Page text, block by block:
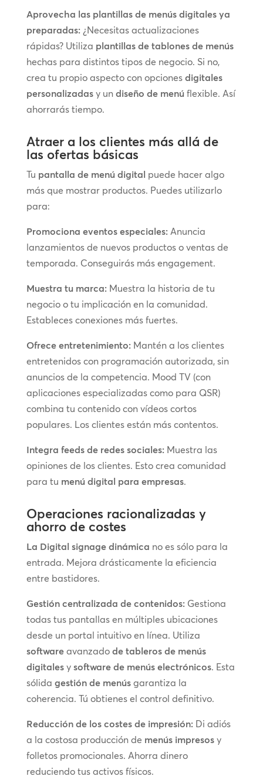
Aprovecha las plantillas de menús digitales ya
preparadas:¿Necesitas actualizaciones
rápidas? Utiliza plantillas de tablones de menús
hechas para distintos tipos de negocio. Si no,
crea tu propio aspecto con opciones digitales
personalizadasy un diseño de menú flexible. Así
ahorrarás tiempo.
Atraer a los clientes más allá de
las ofertas básicas
Tu pantalla de menú digital puede hacer algo
más que mostrar productos. Puedes utilizarlo
para:
Promociona eventos especiales:Anuncia
lanzamientos de nuevos productos o ventas de
temporada. Conseguirás más engagement.
Muestra tu marca:Muestra la historia de tu
negocio o tu implicación en la comunidad.
Estableces conexiones más fuertes.
Ofrece entretenimiento:Mantén a los clientes
entretenidos con programación autorizada, sin
anuncios de la competencia. Mood TV (con
aplicaciones especializadas como para QSR)
combina tu contenido con vídeos cortos
populares. Los clientes están más contentos.
Integra feeds de redes sociales:Muestra las
opiniones de los clientes. Esto crea comunidad
para tu menú digital para empresas.
Operaciones racionalizadas y
ahorro de costes
La Digital signage dinámica no es sólo para la
entrada. Mejora drásticamente la eficiencia
entre bastidores.
Gestión centralizada de contenidos:Gestiona
todas tus pantallas en múltiples ubicaciones
desde un portal intuitivo en línea. Utiliza
softwareavanzado de tableros de menús
digitalesy software de menús electrónicos. Esta
sólida gestión de menúsgarantiza la
coherencia. Tú obtienes el control definitivo.
Reducción de los costes de impresión:Di adiós
a la costosa producción de menús impresosy
folletos promocionales. Ahorra dinero
reduciendo tus activos físicos.